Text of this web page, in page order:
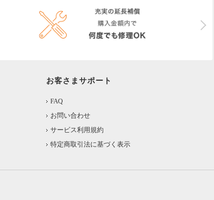
お客さまサポート
FAQ
お問い合わせ
サービス利用規約
特定商取引法に基づく表示